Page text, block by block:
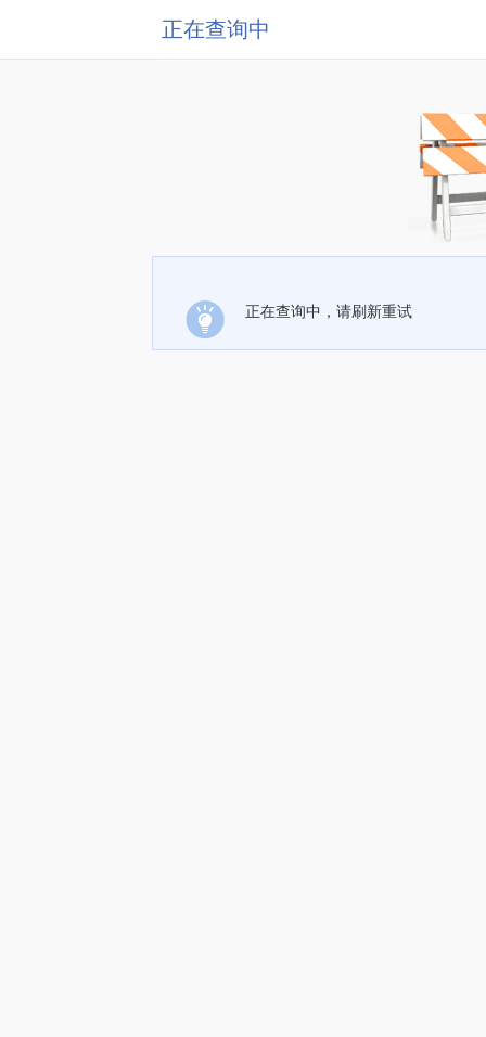
正在查询中
正在查询中，请刷新重试